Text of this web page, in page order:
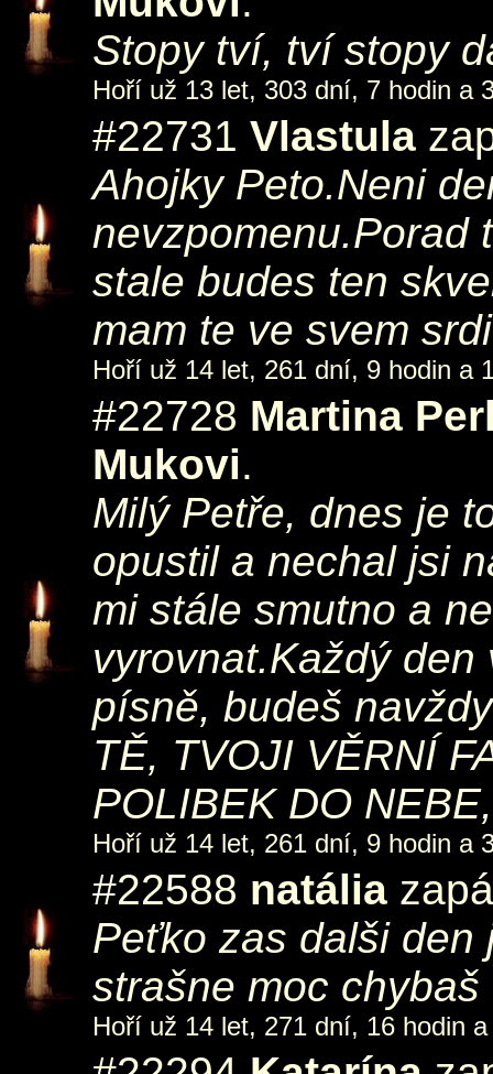
Stopy tví, tví stopy
Hoří už 13 let, 303 dní, 7 hodin a
#22731 Vlastula
Ahojky Peto.Neni
nevzpomenu.Porad
stale budes ten
mam te ve svem
Hoří už 14 let, 261 dní, 9 hodin a
#22728 Martina
Mukovi.
Milý Petře, dnes je
opustil a nechal jsi
mi stále smutno a
vyrovnat.Každý
písně, budeš
TĚ, TVOJI VĚRNÍ
POLIBEK DO
Hoří už 14 let, 261 dní, 9 hodin a
#22588 natália
Peťko zas dalši den
strašne moc
Hoří už 14 let, 271 dní, 16 hodin